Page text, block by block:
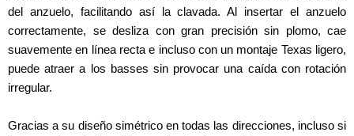
del anzuelo, facilitando así la clavada. Al insertar el anzuelo
correctamente, se desliza con gran precisión sin plomo, cae
suavemente en línea recta e incluso con un montaje Texas ligero,
puede atraer a los basses sin provocar una caída con rotación
irregular.
Gracias a su diseño simétrico en todas las direcciones, incluso si